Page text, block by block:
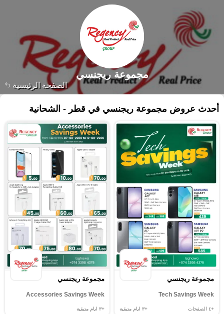
الصفحة الرئيسية
مجموعة ريجنسي
أحدث عروض مجموعة ريجنسي في قطر - الشحانية
مجموعة ريجنسي
Tech Savings Week
+٤ الصفحات +٣ ايام متبقية
مجموعة ريجنسي
Accessories Savings Week
+٣ ايام متبقية